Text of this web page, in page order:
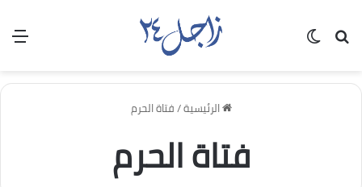
بحث عن
الرئيسية/فتاة الحرم
فتاة الحرم